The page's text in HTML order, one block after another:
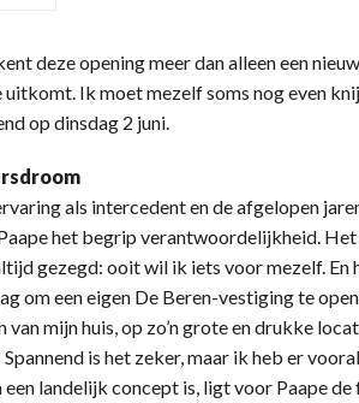
deze opening meer dan alleen een
Ik moet mezelf soms nog even
op dinsdag 2 juni.
als intercedent en de afgelopen
het begrip verantwoordelijkheid.
gezegd: ooit wil ik iets voor mezelf. En
om een eigen De Beren-vestiging te
van mijn huis, op zo’n grote en drukke
is het zeker, maar ik heb er
landelijk concept is, ligt voor Paape